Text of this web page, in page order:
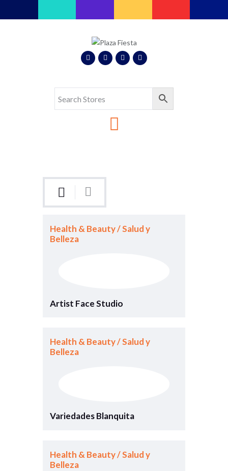
Plaza Fiesta
Map
Stores
Español
Health & Beauty / Salud y
Belleza
Artist Face Studio
Health & Beauty / Salud y
Belleza
Variedades Blanquita
Health & Beauty / Salud y
Belleza